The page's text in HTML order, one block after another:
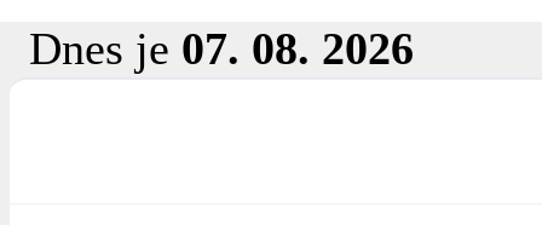
Dnes je 07. 08. 2026